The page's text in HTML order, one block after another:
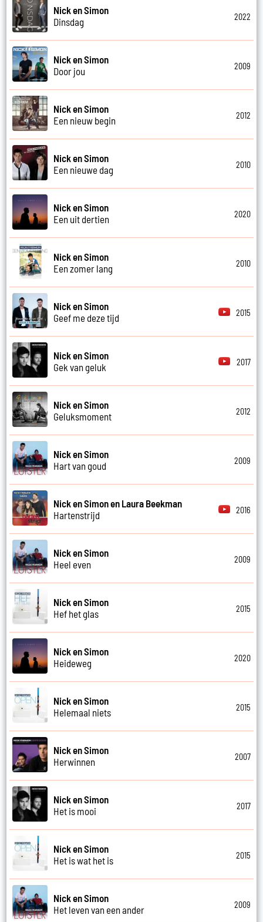
Nick en Simon
Dinsdag
2022
Nick en Simon
Door jou
2009
Nick en Simon
Een nieuw begin
2012
Nick en Simon
Een nieuwe dag
2010
Nick en Simon
Een uit dertien
2020
Nick en Simon
Een zomer lang
2010
Nick en Simon
Geef me deze tijd
2015
Nick en Simon
Gek van geluk
2017
Nick en Simon
Geluksmoment
2012
Nick en Simon
Hart van goud
2009
Nick en Simon en Laura Beekman
Hartenstrijd
2016
Nick en Simon
Heel even
2009
Nick en Simon
Hef het glas
2015
Nick en Simon
Heideweg
2020
Nick en Simon
Helemaal niets
2015
Nick en Simon
Herwinnen
2007
Nick en Simon
Het is mooi
2017
Nick en Simon
Het is wat het is
2015
Nick en Simon
Het leven van een ander
2009